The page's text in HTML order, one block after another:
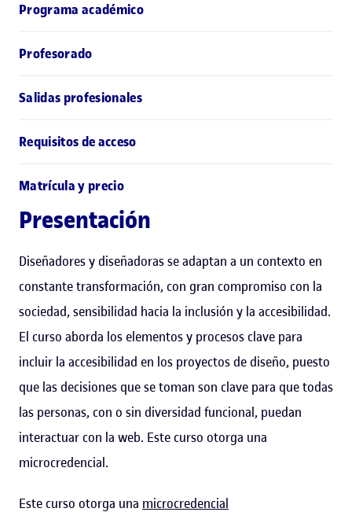
Programa académico
Profesorado
Salidas profesionales
Requisitos de acceso
Matrícula y precio
Presentación
Diseñadores y diseñadoras se adaptan a un contexto en
constante transformación, con gran compromiso con la
sociedad, sensibilidad hacia la inclusión y la accesibilidad.
El curso aborda los elementos y procesos clave para
incluir la accesibilidad en los proyectos de diseño, puesto
que las decisiones que se toman son clave para que todas
las personas, con o sin diversidad funcional, puedan
interactuar con la web. Este curso otorga una
microcredencial.
Este curso otorga una microcredencial